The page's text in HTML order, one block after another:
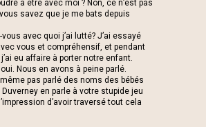
à être avec moi ? Non, ce n’est pas
savez que je me bats depuis
vous avec quoi j’ai lutté? J’ai essayé
vous et compréhensif, et pendant
eu affaire à porter notre enfant.
Nous en avons à peine parlé.
même pas parlé des noms des bébés
Duverney en parle à votre stupide jeu
d’avoir traversé tout cela